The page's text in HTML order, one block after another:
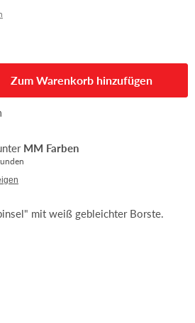
Zum Warenkorb hinzufügen
MM Farben
mit weiß gebleichter Borste.